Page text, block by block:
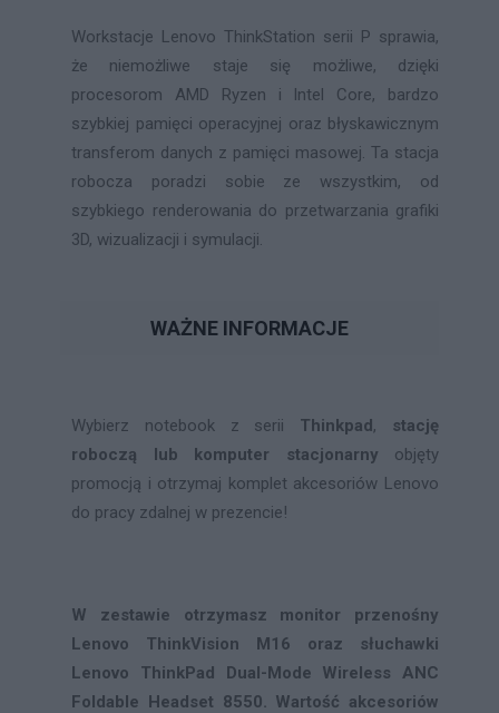
Workstacje Lenovo ThinkStation serii P sprawia,
że niemożliwe staje się możliwe, dzięki
procesorom AMD Ryzen i Intel Core, bardzo
szybkiej pamięci operacyjnej oraz błyskawicznym
transferom danych z pamięci masowej. Ta stacja
robocza poradzi sobie ze wszystkim, od
szybkiego renderowania do przetwarzania grafiki
3D, wizualizacji i symulacji.
WAŻNE INFORMACJE
Wybierz notebook z serii Thinkpad, stację
roboczą lub komputer stacjonarny objęty
promocją i otrzymaj komplet akcesoriów Lenovo
do pracy zdalnej w prezencie!
W zestawie otrzymasz monitor przenośny
Lenovo ThinkVision M16 oraz słuchawki
Lenovo ThinkPad Dual-Mode Wireless ANC
Foldable Headset 8550. Wartość akcesoriów